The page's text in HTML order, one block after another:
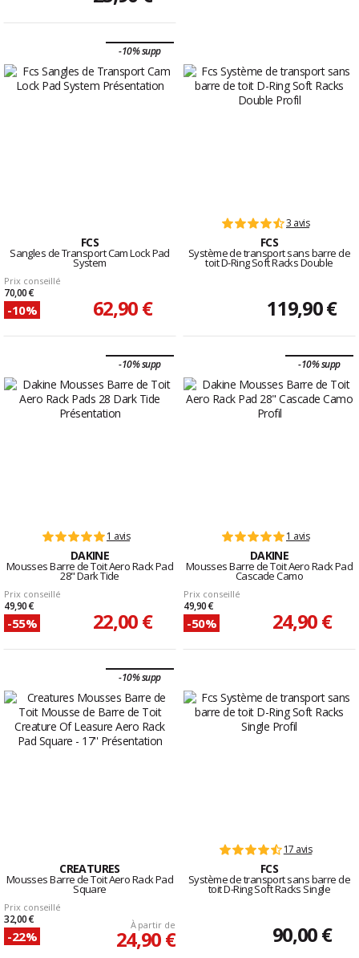
-10% supp
FCS
Sangles de Transport Cam Lock Pad
System
Prix conseillé
70,00 €
-10% 62,90 €
3 avis
FCS
Système de transport sans barre de
toit D-Ring Soft Racks Double
119,90 €
-10% supp
1 avis
DAKINE
Mousses Barre de Toit Aero Rack Pad
28" Dark Tide
Prix conseillé
49,90 €
-55% 22,00 €
-10% supp
1 avis
DAKINE
Mousses Barre de Toit Aero Rack Pad
Cascade Camo
Prix conseillé
49,90 €
-50% 24,90 €
-10% supp
CREATURES
Mousses Barre de Toit Aero Rack Pad
Square
Prix conseillé
32,00 €
-22%
À partir de
24,90 €
17 avis
FCS
Système de transport sans barre de
toit D-Ring Soft Racks Single
90,00 €